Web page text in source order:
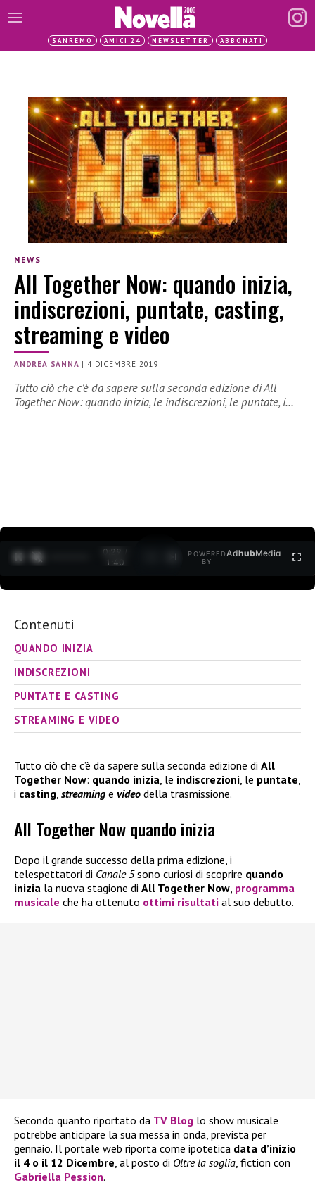
SANREMO AMICI 24 NEWSLETTER ABBONATI
NEWS
All Together Now: quando inizia,
indiscrezioni, puntate, casting,
streaming e video
ANDREA SANNA |4 DICEMBRE 2019
Tutto ciò che c’è da sapere sulla seconda edizione di All
Together Now: quando inizia, le indiscrezioni, le puntate, i…
0:30 /
1:40
POWERED
BY
AdhubMedia
Contenuti
QUANDO INIZIA
INDISCREZIONI
PUNTATE E CASTING
STREAMING E VIDEO
Tutto ciò che c’è da sapere sulla seconda edizione di All
Together Now: quando inizia, le indiscrezioni, le puntate,
i casting, streaming e video della trasmissione.
All Together Now quando inizia
Dopo il grande successo della prima edizione, i
telespettatori di Canale 5sono curiosi di scoprire quando
inizia la nuova stagione di All Together Now, programma
musicale che ha ottenuto ottimi risultati al suo debutto.
Secondo quanto riportato da TV Blog lo show musicale
potrebbe anticipare la sua messa in onda, prevista per
gennaio. Il portale web riporta come ipotetica data d’inizio
il 4 o il 12 Dicembre, al posto di Oltre la soglia, fiction con
Gabriella Pession.